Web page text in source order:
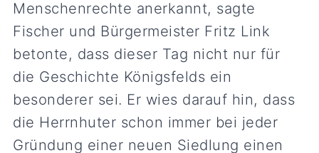
Menschenrechte anerkannt, sagte
Fischer und Bürgermeister Fritz Link
betonte, dass dieser Tag nicht nur für
die Geschichte Königsfelds ein
besonderer sei. Er wies darauf hin, dass
die Herrnhuter schon immer bei jeder
Gründung einer neuen Siedlung einen